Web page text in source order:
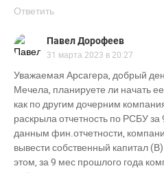
Ответить
Павел Дорофеев
31 марта 2023 в 20:27
Уважаемая Арсагера, добрый
Мечела, планируете ли начать
как по другим дочерним
раскрыла отчетность по РСБУ за
данным фин.отчетности,
вывести собственный капитал
этом, за 9 мес прошлого года